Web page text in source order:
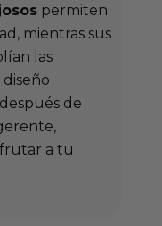
permiten
mientras sus
las
diseño
de
a tu